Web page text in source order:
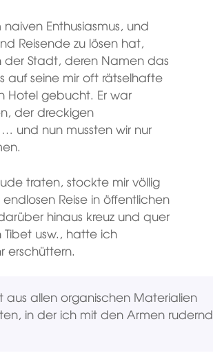
Enthusiasmus, und
Reisende zu lösen hat,
der Stadt, deren Namen das
auf seine mir oft rätselhafte
Hotel gebucht. Er war
der dreckigen
und nun mussten wir nur
traten, stockte mir völlig
Reise in öffentlichen
hinaus kreuz und quer
usw., hatte ich
erschüttern.
allen organischen Materialien
in der ich mit den Armen rudernd